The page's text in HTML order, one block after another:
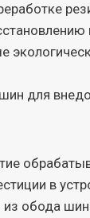
для
в
обода